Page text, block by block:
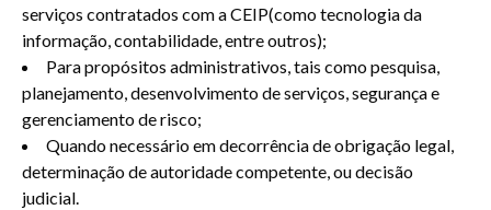
serviços contratados com a CEIP(como tecnologia da
informação, contabilidade, entre outros);
Para propósitos administrativos, tais como pesquisa,
planejamento, desenvolvimento de serviços, segurança e
gerenciamento de risco;
Quando necessário em decorrência de obrigação legal,
determinação de autoridade competente, ou decisão
judicial.